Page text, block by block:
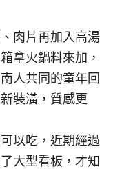
肉片再加入高湯
拿火鍋料來加，
人共同的童年回
裝潢，質感更
以吃，近期經過
大型看板，才知